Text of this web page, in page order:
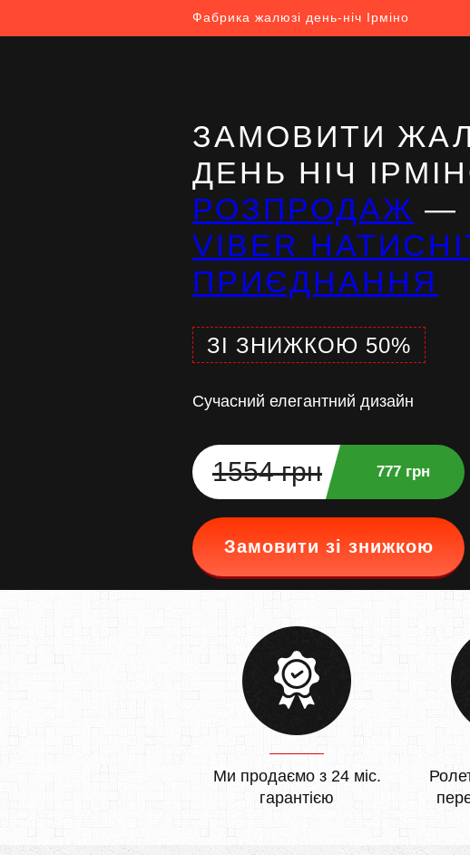
Фабрика жалюзі день-ніч Ірміно
ЗАМОВИТИ
ДЕНЬ НІЧ
РОЗПРОДАЖ —
VIBER
ПРИЄДНАННЯ
ЗІ ЗНИЖКОЮ 50%
Сучасний елегантний дизайн
1554 грн 777 грн
Замовити зі знижкою
Ми продаємо з 24 міс.
гарантією